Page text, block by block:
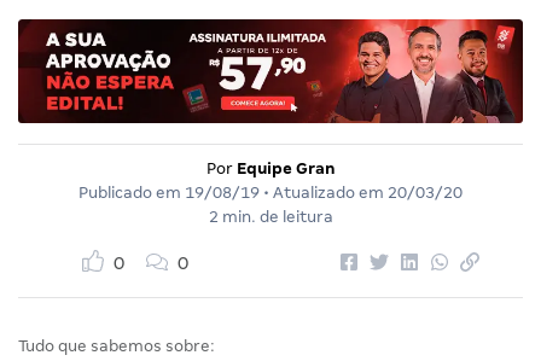
Por Equipe Gran
Publicado em 19/08/19 • Atualizado em 20/03/20
2 min. de leitura
0 0
Tudo que sabemos sobre: